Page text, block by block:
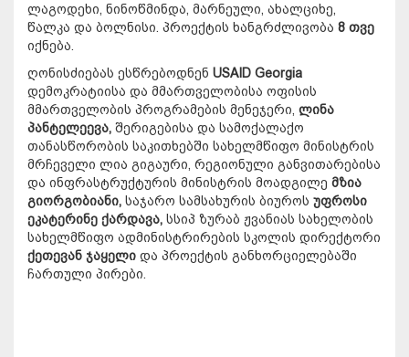
ლაგოდეხი, ნინოწმინდა, მარნეული, ახალციხე,
წალკა და ბოლნისი. პროექტის ხანგრძლივობა 8 თვე
იქნება.
ღონისძიებას ესწრებოდნენ USAID Georgia
დემოკრატიისა და მმართველობისა ოფისის
მმართველობის პროგრამების მენეჯერი, ლინა
პანტელეევა, შერიგებისა და სამოქალაქო
თანასწორობის საკითხებში სახელმწიფო მინისტრის
მრჩეველი ლია გიგაური, რეგიონული განვითარებისა
და ინფრასტრუქტურის მინისტრის მოადგილე მზია
გიორგობიანი, საჯარო სამსახურის ბიუროს უფროსი
ეკატერინე ქარდავა, სსიპ ზურაბ ჟვანიას სახელობის
სახელმწიფო ადმინისტრირების სკოლის დირექტორი
ქეთევან ჯაყელი და პროექტის განხორციელებაში
ჩართული პირები.